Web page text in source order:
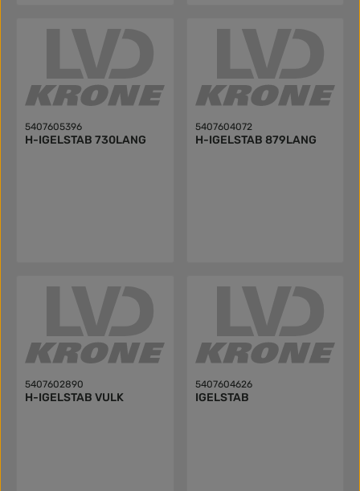
5407605396
H-IGELSTAB 730LANG
5407604072
H-IGELSTAB 879LANG
5407602890
H-IGELSTAB VULK
5407604626
IGELSTAB